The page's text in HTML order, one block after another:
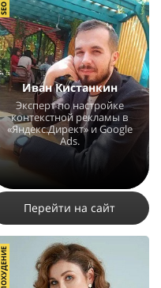
Иван Кистанкин
Эксперт по настройке
контекстной рекламы в
«Яндекс.Директ» и Google
Ads.
SEO
Перейти на сайт
ПОХУДЕНИЕ